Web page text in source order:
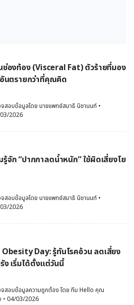
ช่องท้อง (Visceral Fat) ตัวร้ายที่มอง
นตรายกว่าที่คุณคิด
สอบข้อมูลโดย นายแพทย์สมาธิ นิชานนท์ •
2026
รู้จัก “ปากกาลดน้ำหนัก” ใช้ผิดเสี่ยงโย
สอบข้อมูลโดย นายแพทย์สมาธิ นิชานนท์ •
2026
Day: รู้ทันโรคอ้วน ลดเสี่ยง
รัง เริ่มได้ตั้งแต่วันนี้
สอบข้อมูลความถูกต้อง โดย ทีม Hello คุณ
• 04/03/2026